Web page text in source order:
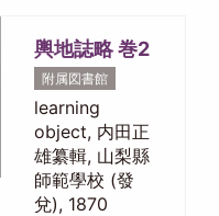
輿地誌略 巻2
附属図書館
learning
object, 内田正
雄纂輯, 山梨縣
師範學校 (發
兌), 1870